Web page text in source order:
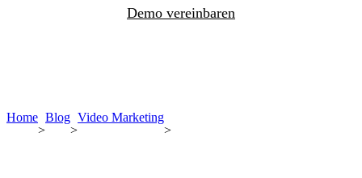
Demo vereinbaren
Home
>
Blog
>
Video Marketing
>